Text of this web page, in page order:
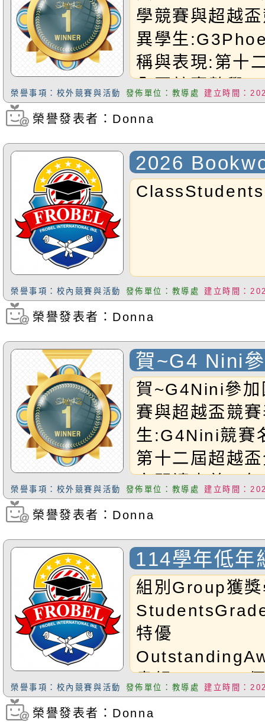
學獎
學競賽與超越
異學生
稱與表現:第十
全國競賽數學
學獎恭禧
榮譽事項：校外競賽與活動 發佈單位：教導處 建立時間：
瀏覽次數：204
榮譽發表者：Donna
2026
Award of
榮譽事項：校內競賽與活動 發佈單位：教導處 建立時間：
瀏覽次數：142
榮譽發表者：Donna
賀~G4 Nini
學競賽與超
現優異
賀~G4Nini參加
賽與超越盃競
生:G4Nini競賽
第十二屆超越
文閱讀素養四
賽名稱與表現:
賽四年級優等
朋友~
榮譽事項：校外競賽與活動 發佈單位：教導處 建立時間：
瀏覽次數：235
榮譽發表者：Donna
114學年低年
比賽
組別Group獲
特優
書緹Tatianna
榮譽事項：校內競賽與活動 發佈單位：教導處 建立時間：
瀏覽次數：198
榮譽發表者：Donna